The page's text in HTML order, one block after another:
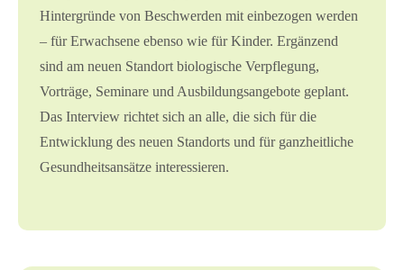
Hintergründe von Beschwerden mit einbezogen werden
– für Erwachsene ebenso wie für Kinder. Ergänzend
sind am neuen Standort biologische Verpflegung,
Vorträge, Seminare und Ausbildungsangebote geplant.
Das Interview richtet sich an alle, die sich für die
Entwicklung des neuen Standorts und für ganzheitliche
Gesundheitsansätze interessieren.